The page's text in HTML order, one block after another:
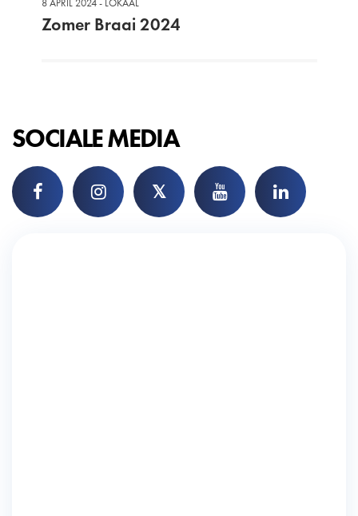
8 APRIL 2024 - LOKAAL
Zomer Braai 2024
SOCIALE MEDIA
𝕏